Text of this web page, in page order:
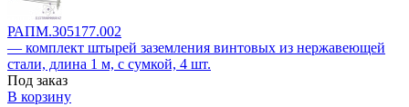
РАПМ.305177.002
— комплект штырей заземления винтовых из нержавеющей
стали, длина 1 м, с сумкой, 4 шт.
Под заказ
В корзину